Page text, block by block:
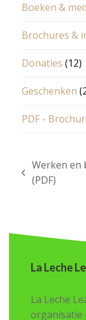
Boeken &
Brochures &
Donaties (12)
Geschenken
PDF -
previous
Werken en
(PDF)
La Leche
La Leche
organisatie